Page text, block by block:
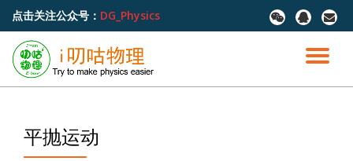
容
点击关注公众号： DG_Physics
fa-
wechat
fa-
qq
fa-
切
平抛运动